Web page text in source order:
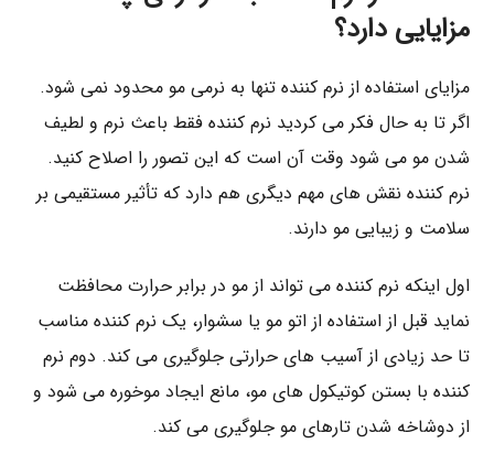
مزایایی دارد؟
مزایای استفاده از نرم‌ کننده تنها به نرمی مو محدود نمی‌ شود.
اگر تا به حال فکر می ‌کردید نرم ‌کننده فقط باعث نرم و لطیف
شدن مو می ‌شود وقت آن است که این تصور را اصلاح کنید.
نرم‌ کننده نقش‌ های مهم دیگری هم دارد که تأثیر مستقیمی بر
سلامت و زیبایی مو دارند.
اول اینکه نرم ‌کننده می ‌تواند از مو در برابر حرارت محافظت
نماید قبل از استفاده از اتو مو یا سشوار، یک نرم‌ کننده مناسب
تا حد زیادی از آسیب ‌های حرارتی جلوگیری می‌ کند. دوم نرم‌
کننده با بستن کوتیکول‌ های مو، مانع ایجاد موخوره می ‌شود و
از دوشاخه شدن تارهای مو جلوگیری می ‌کند.